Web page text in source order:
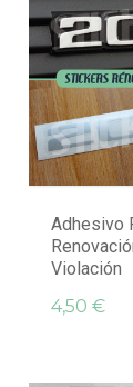
Adhesivo
Violación
4,50 €